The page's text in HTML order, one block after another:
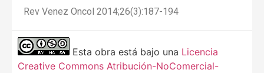
Rev Venez Oncol 2014;26(3):187-194
Esta obra está bajo una Licencia
Creative Commons Atribución-NoComercial-